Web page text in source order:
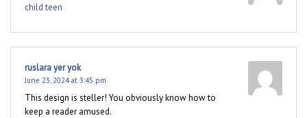
child teen
ruslara yer yok
June 23, 2024 at 3:45 pm
This design is steller! You obviously know how to
keep a reader amused.